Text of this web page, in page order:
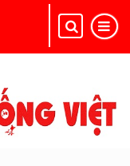
Toggle
Toggle
navigation